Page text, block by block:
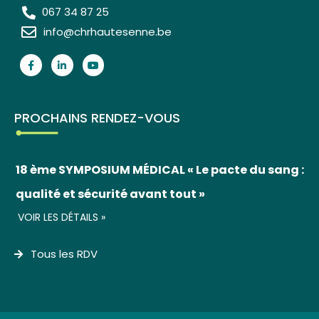
067 34 87 25
info@chrhautesenne.be
PROCHAINS RENDEZ-VOUS
18 ème SYMPOSIUM MÉDICAL « Le pacte du sang :
qualité et sécurité avant tout »
VOIR LES DÉTAILS »
Tous les RDV